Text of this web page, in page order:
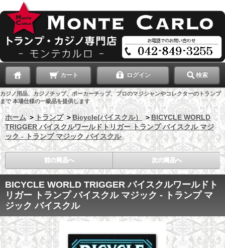
カート ログイン 検索
カジノ用品、カジノチップ、ポーカーチップ、プロのマジシャンやコレクターのトランプ
まで 本場仕様の一級品を提供します
ホーム ＞ トランプ ＞Bicycle(バイスクル） ＞BICYCLE WORLD
TRIGGER バイスクルワールドトリガー トランプ バイスクル マジ
ック - トランプ マジック バイスクル
前の商品へ 次の商品へ
BICYCLE WORLD TRIGGER バイスクルワールドト
リガー トランプ バイスクル マジック - トランプ マ
ジック バイスクル